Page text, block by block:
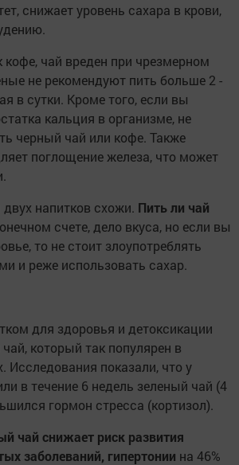
снижает уровень сахара в крови,
кофе, чай вреден при чрезмерном
не рекомендуют пить больше 2 -
в сутки. Кроме того, если вы
кальция в организме, не
черный чай или кофе. Также
поглощение железа, что может
напитков схожи. Пить ли чай
счете, дело вкуса, но если вы
то не стоит злоупотреблять
и реже использовать сахар.
для здоровья и детоксикации
который так популярен в
Исследования показали, что у
в течение 6 недель зеленый чай (4
гормон стресса (кортизол).
чай снижает риск развития
заболеваний, гипертонии на 46%